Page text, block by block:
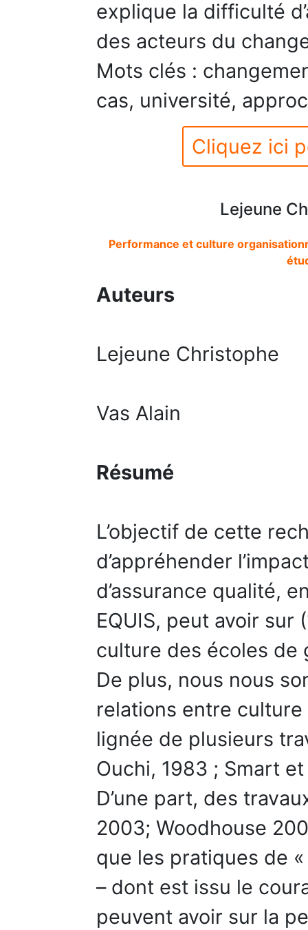
explique la difficulté
des acteurs du
Mots clés :
cas, université,
Cliquez ici
Lejeune
Performance et culture
Auteurs
Lejeune Christophe
Vas Alain
Résumé
L’objectif de cette
d’appréhender
d’assurance qualité,
EQUIS, peut avoir sur
culture des écoles de
De plus, nous nous
relations entre
lignée de plusieurs
Ouchi, 1983 ; Smart
D’une part, des
2003; Woodhouse
que les pratiques de
– dont est issu le
peuvent avoir sur la